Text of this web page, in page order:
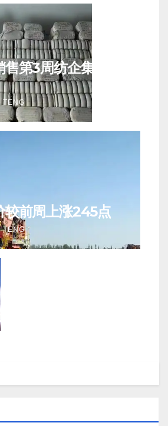
第3周纺企集中入场
TENG
较前周上涨245点
TENG
(周五)收涨12月合约
TENG